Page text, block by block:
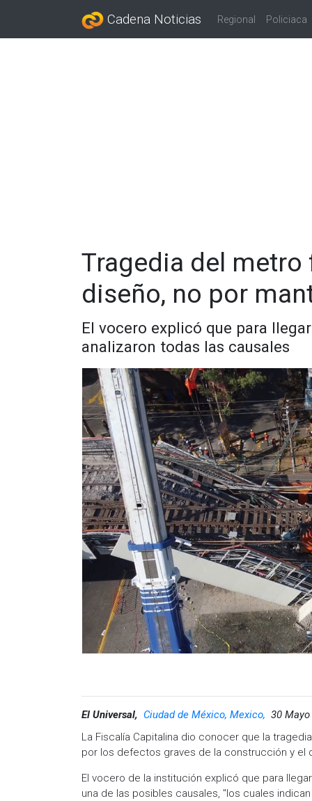
Cadena Noticias Regional Policiaca
Tragedia del
diseño, no por
El vocero explicó que para
analizaron todas las causales
El Universal, Ciudad de México, Mexico, 30
La Fiscalía Capitalina dio conocer que la
por los defectos graves de la construcción y el
El vocero de la institución explicó que para
una de las posibles causales, "los cuales